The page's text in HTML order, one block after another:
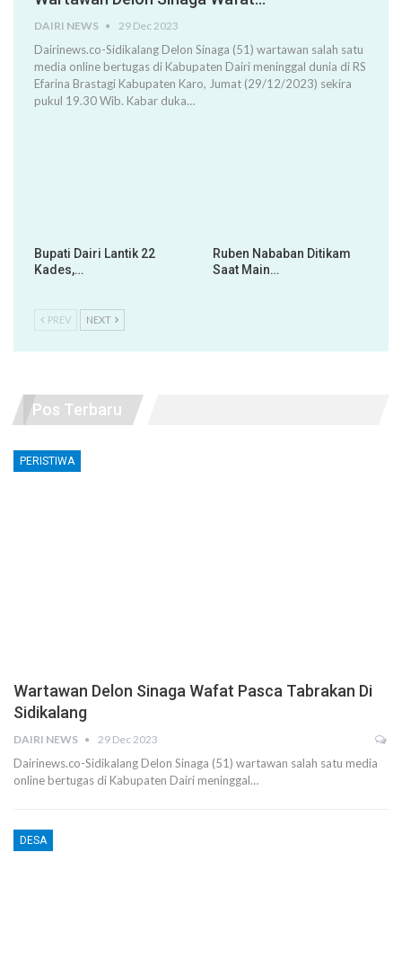
DAIRI NEWS 29 Dec 2023
Dairinews.co-Sidikalang Delon Sinaga (51) wartawan salah satu
media online bertugas di Kabupaten Dairi meninggal dunia di RS
Efarina Brastagi Kabupaten Karo, Jumat (29/12/2023) sekira
pukul 19.30 Wib. Kabar duka…
Bupati Dairi Lantik 22
Kades,…
Ruben Nababan Ditikam
Saat Main…
PREV NEXT
Pos Terbaru
PERISTIWA
Wartawan Delon Sinaga Wafat Pasca Tabrakan Di
Sidikalang
DAIRI NEWS 29 Dec 2023
Dairinews.co-Sidikalang Delon Sinaga (51) wartawan salah satu media
online bertugas di Kabupaten Dairi meninggal…
DESA